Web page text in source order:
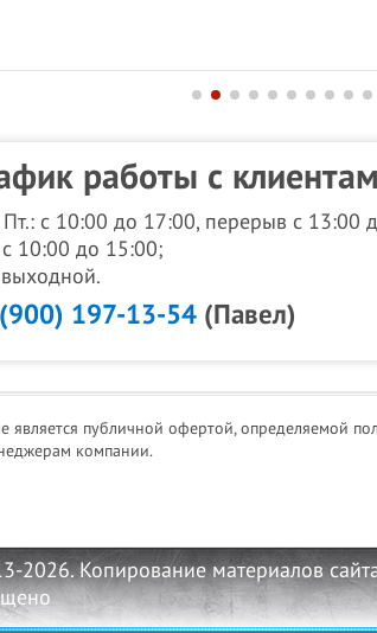
работы с
Пт.: с 10:00 до 17:00, перерыв с 13:00
10:00 до 15:00;
197-13-54 (Павел)
публичной офертой, определяемой
компании.
2026. Копирование материалов